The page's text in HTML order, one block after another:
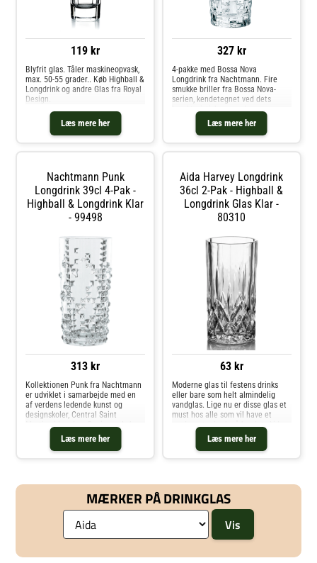
119 kr
Læs mere her
Blyfrit glas. Tåler maskineopvask,
max. 50-55 grader.. Køb Highball &
Longdrink og andre Glas fra Royal
Design.
327 kr
Læs mere her
4-pakke med Bossa Nova
Longdrink fra Nachtmann. Fire
smukke briller fra Bossa Nova-
serien, kendetegnet ved dets
kurvmønster. Glaset er lige så
godt at betjene juice ind til
morgenmad, som en drink til
andre Glas fra Royal Design.
Nachtmann Punk
Longdrink 39cl 4-Pak -
Highball & Longdrink Klar
- 99498
313 kr
Læs mere her
Kollektionen Punk fra Nachtmann
er udviklet i samarbejde med en
af verdens ledende kunst og
designskoler, Central Saint
Martins i London. Designer Anke
Buchmann har skabt en
iøjnefaldende kollektion
fremstillet af krystalglas som
engelske punk.. Køb Highball &
Longdrink og andre Glas fra Royal
Aida Harvey Longdrink
36cl 2-Pak - Highball &
Longdrink Glas Klar -
80310
63 kr
Læs mere her
Moderne glas til festens drinks
eller bare som helt almindelig
vandglas. Lige nu er disse glas et
must hos alle som vil have et
modernet udtryk på bordet. Aida
har skabt et elegant mønster
inspireret af facetslebne
krystalglas. Med Serien Harvey for
opvaskemaskine. . Køb Highball &
Longdrink og andre Glas fra Royal
Design.
MÆRKER PÅ DRINKGLAS